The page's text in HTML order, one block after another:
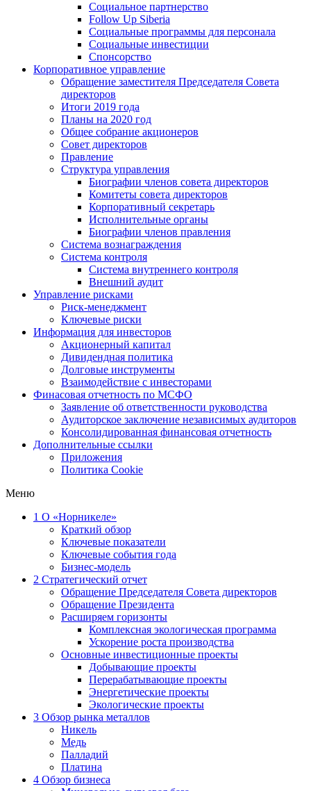
Социальное партнерство
Follow Up Siberia
Социальные программы для персонала
Социальные инвестиции
Спонсорство
Корпоративное управление
Обращение заместителя Председателя Совета
директоров
Итоги 2019 года
Планы на 2020 год
Общее собрание акционеров
Совет директоров
Правление
Структура управления
Биографии членов совета директоров
Комитеты совета директоров
Корпоративный секретарь
Исполнительные органы
Биографии членов правления
Система вознаграждения
Система контроля
Система внутреннего контроля
Внешний аудит
Управление рисками
Риск-менеджмент
Ключевые риски
Информация для инвесторов
Акционерный капитал
Дивидендная политика
Долговые инструменты
Взаимодействие с инвеcторами
Финасовая отчетность по МСФО
Заявление об ответственности руководства
Аудиторское заключение независимых аудиторов
Консолидированная финансовая отчетность
Дополнительные ссылки
Приложения
Политика Cookie
Меню
1 О «Норникеле»
Краткий обзор
Ключевые показатели
Ключевые события года
Бизнес-модель
2 Стратегический отчет
Обращение Председателя Совета директоров
Обращение Президента
Расширяем горизонты
Комплексная экологическая программа
Ускорение роста производства
Основные инвестиционные проекты
Добывающие проекты
Перерабатывающие проекты
Энергетические проекты
Экологические проекты
3 Обзор рынка металлов
Никель
Медь
Палладий
Платина
4 Обзор бизнеса